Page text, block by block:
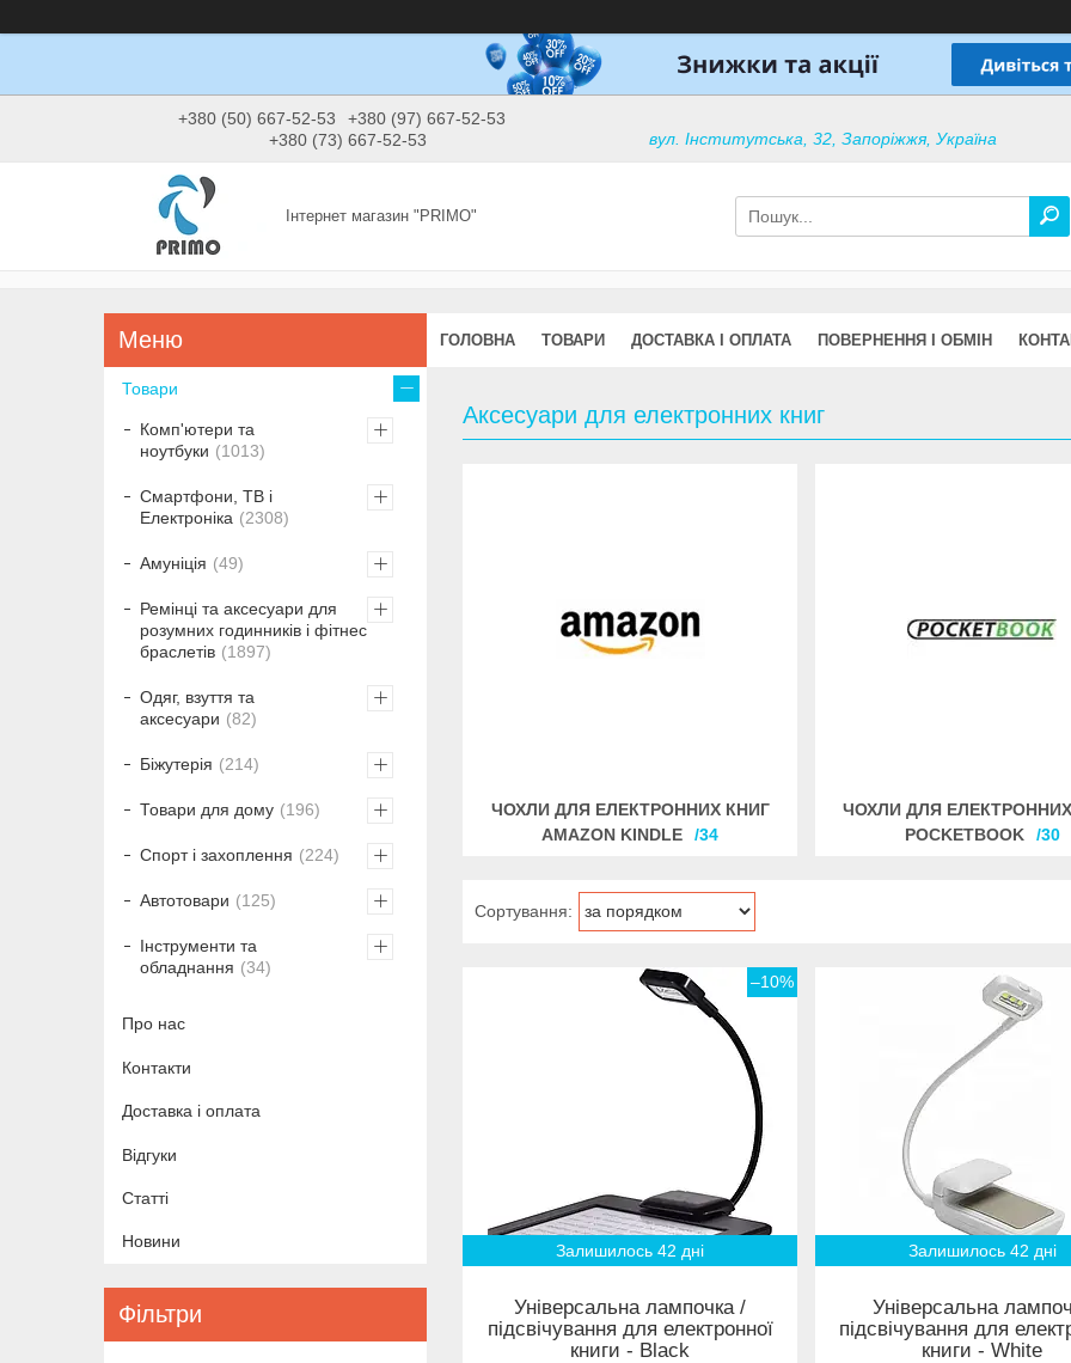
+380 (50) 667-52-53
+380 (97) 667-52-53
+380 (73) 667-52-53
вул. Інститутська, 32, Запоріжжя, Україна
Інтернет магазин "PRIMO"
ГОЛОВНА ТОВАРИ ДОСТАВКА І ОПЛАТА ПОВЕРНЕННЯ І ОБМІН
Аксесуари для електронних книг
ЧОХЛИ ДЛЯ ЕЛЕКТРОННИХ КНИГ
AMAZON KINDLE
34
ЧОХЛИ ДЛЯ
POCKETBOOK
30
–10%
Залишилось 42 дні
Універсальна лампочка /
підсвічування для електронної
книги - Black
Залишилось 42 дні
Універсальна
підсвічування для
книги - White
Товари
Комп'ютери та
ноутбуки
1013
Смартфони, ТВ і
Електроніка
2308
Амуніція 49
Ремінці та аксесуари для
розумних годинників і фітнес
браслетів
1897
Одяг, взуття та
аксесуари
82
Біжутерія 214
Товари для дому 196
Спорт і захоплення 224
Автотовари 125
Інструменти та
обладнання
34
Про нас
Контакти
Доставка і оплата
Відгуки
Статті
Новини
Фільтри